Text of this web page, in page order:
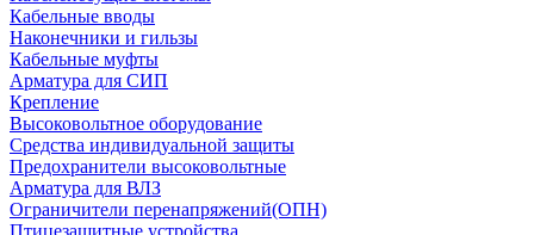
Кабельные вводы
Наконечники и гильзы
Кабельные муфты
Арматура для СИП
Крепление
Высоковольтное оборудование
Средства индивидуальной защиты
Предохранители высоковольтные
Арматура для ВЛЗ
Ограничители перенапряжений(ОПН)
Птицезащитные устройства